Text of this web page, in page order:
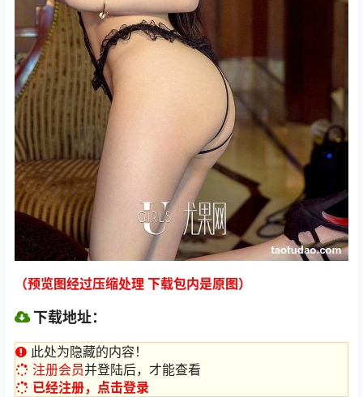
（预览图经过压缩处理 下载包内是原图）
下载地址：
此处为隐藏的内容！
注册会员并登陆后，才能查看
已经注册，点击登录